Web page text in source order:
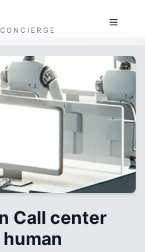
Call center